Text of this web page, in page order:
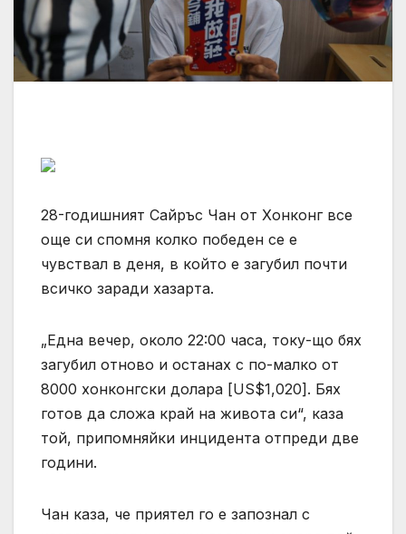
28-годишният Сайръс Чан от Хонконг все
още си спомня колко победен се е
чувствал в деня, в който е загубил почти
всичко заради хазарта.
„Една вечер, около 22:00 часа, току-що бях
загубил отново и останах с по-малко от
8000 хонконгски долара [US$1,020]. Бях
готов да сложа край на живота си“, каза
той, припомняйки инцидента отпреди две
години.
Чан каза, че приятел го е запознал с